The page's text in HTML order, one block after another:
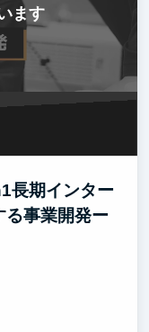
ます
長期インター
事業開発ー